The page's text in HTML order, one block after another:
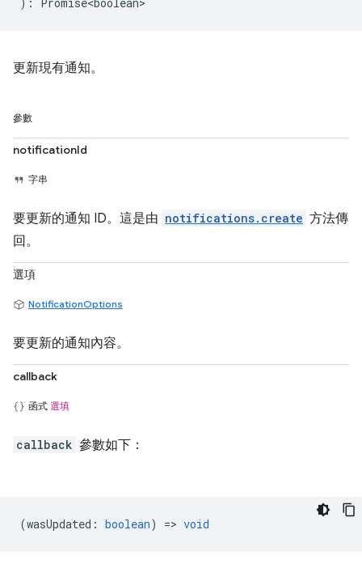
更新現有通知。
參數
notificationId
字串
要更新的通知 ID。這是由 notifications.create 方法傳
回。
選項
NotificationOptions
要更新的通知內容。
callback
函式 選填
callback 參數如下：
(wasUpdated : boolean) => void